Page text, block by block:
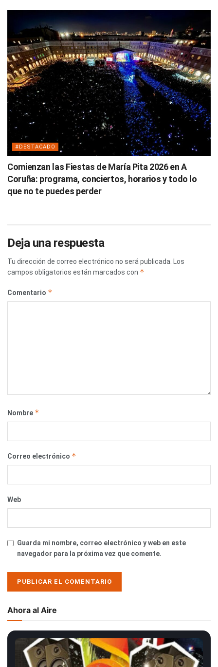
#DESTACADO
Comienzan las Fiestas de María Pita 2026 en A
Coruña: programa, conciertos, horarios y todo lo
que no te puedes perder
Deja una respuesta
Tu dirección de correo electrónico no será publicada.
Los
campos obligatorios están marcados con *
Comentario *
Nombre *
Correo electrónico *
Web
Guarda mi nombre, correo electrónico y web en este
navegador para la próxima vez que comente.
Ahora al Aire